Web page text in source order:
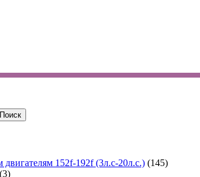
Поиск
двигателям 152f-192f (3л.с-20л.с.) (145)
(3)